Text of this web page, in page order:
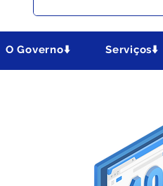
O Governo⬇️ Serviços⬇️